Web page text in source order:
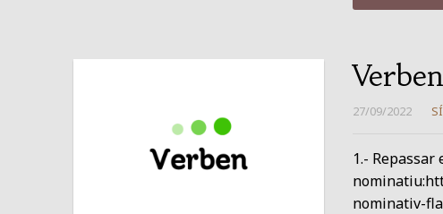
27/09/2022
1.-
nominativ-